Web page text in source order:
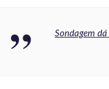
Sondagem